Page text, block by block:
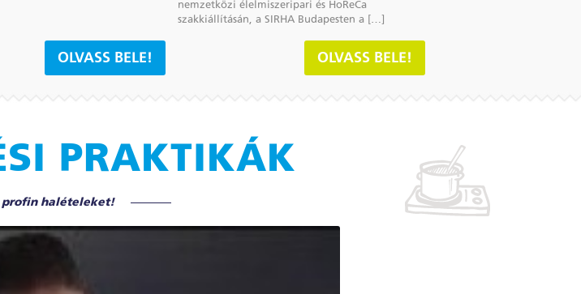
OLVASS BELE!
nemzetközi élelmiszeripari és HoReCa
szakkiállításán, a SIRHA Budapesten a […]
OLVASS BELE!
PRAKTIKÁK
profin halételeket!